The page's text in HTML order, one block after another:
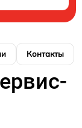
Контакты